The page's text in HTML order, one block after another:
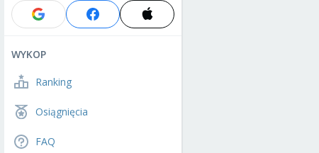
WYKOP
Ranking
Osiągnięcia
FAQ